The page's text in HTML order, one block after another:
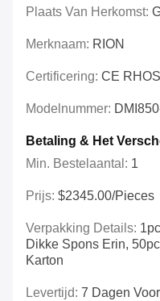
Plaats Van Herkomst:
Merknaam: RION
Certificering: CE RHOS
Modelnummer:
Betaling & Het
Min. Bestelaantal: 1
Prijs: $2345.00/Pieces
Verpakking Details:
Dikke Spons Erin,
Karton
Levertijd: 7 Dagen